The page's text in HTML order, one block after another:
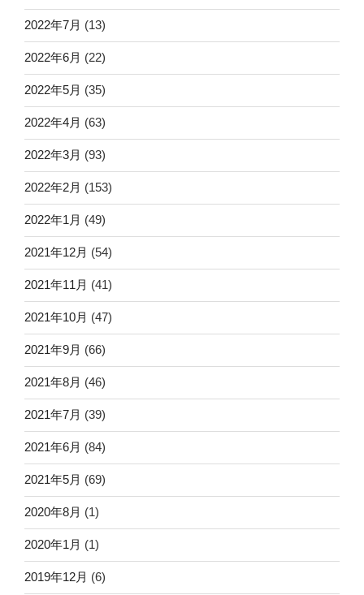
2022年7月 (13)
2022年6月 (22)
2022年5月 (35)
2022年4月 (63)
2022年3月 (93)
2022年2月 (153)
2022年1月 (49)
2021年12月 (54)
2021年11月 (41)
2021年10月 (47)
2021年9月 (66)
2021年8月 (46)
2021年7月 (39)
2021年6月 (84)
2021年5月 (69)
2020年8月 (1)
2020年1月 (1)
2019年12月 (6)